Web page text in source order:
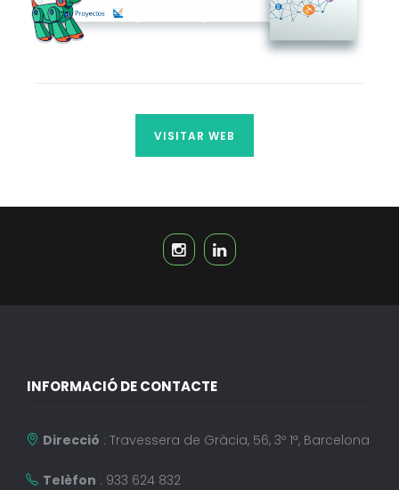
VISITAR WEB
INFORMACIÓ DE CONTACTE
Direcció : Travessera de Gràcia, 56, 3º 1ª, Barcelona
Telèfon : 933 624 832